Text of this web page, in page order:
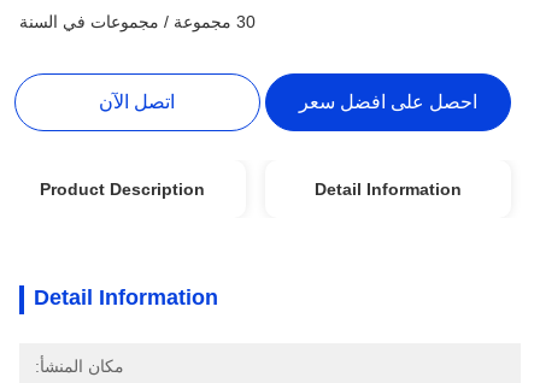
30 مجموعة / مجموعات في السنة
احصل على افضل سعر اتصل الآن
Detail Information
Product Description
Detail Information
مكان المنشأ: